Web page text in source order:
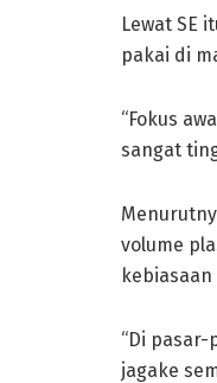
Lewat SE
pakai di
“Fokus
sangat
volume
“Di
jagake